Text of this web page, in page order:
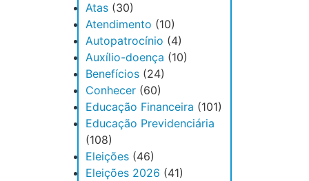
Atas (30)
Atendimento (10)
Autopatrocínio (4)
Auxílio-doença (10)
Benefícios (24)
Conhecer (60)
Educação Financeira (101)
Educação Previdenciária
(108)
Eleições (46)
Eleições 2026 (41)